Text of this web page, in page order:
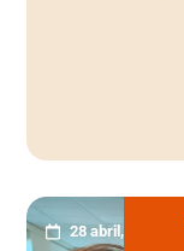
28 abril, 2026